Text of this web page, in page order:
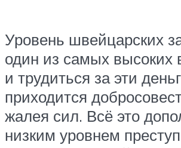
Уровень швейцарских
один из самых высоких
и трудиться за эти
приходится
жалея сил. Всё это
низким уровнем